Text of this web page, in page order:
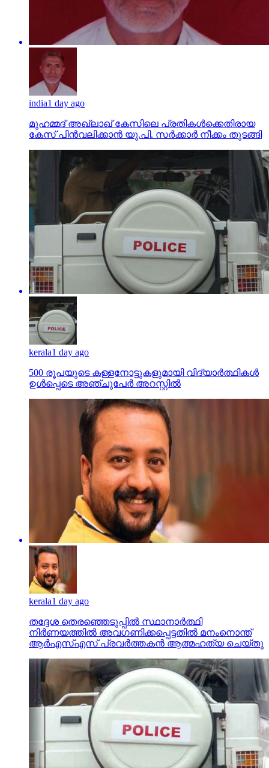
india1 day ago
മുഹമ്മദ് അഖ്‌ലാഖ് കേസിലെ പ്രതികള്‍ക്കെതിരായ
കേസ് പിന്‍വലിക്കാന്‍ യു.പി. സര്‍ക്കാര്‍ നീക്കം തുടങ്ങി
kerala1 day ago
500 രൂപയുടെ കള്ളനോട്ടുകളുമായി വിദ്യാര്‍ത്ഥികള്‍
ഉള്‍പ്പെടെ അഞ്ചുപേര്‍ അറസ്റ്റില്‍
kerala1 day ago
തദ്ദേശ തെരഞ്ഞെടുപ്പില്‍ സ്ഥാനാര്‍ത്ഥി
നിര്‍ണയത്തില്‍ അവഗണിക്കപ്പെട്ടതില്‍ മനംനൊന്ത്
ആര്‍എസ്എസ് പ്രവര്‍ത്തകന്‍ ആത്മഹത്യ ചെയ്തു